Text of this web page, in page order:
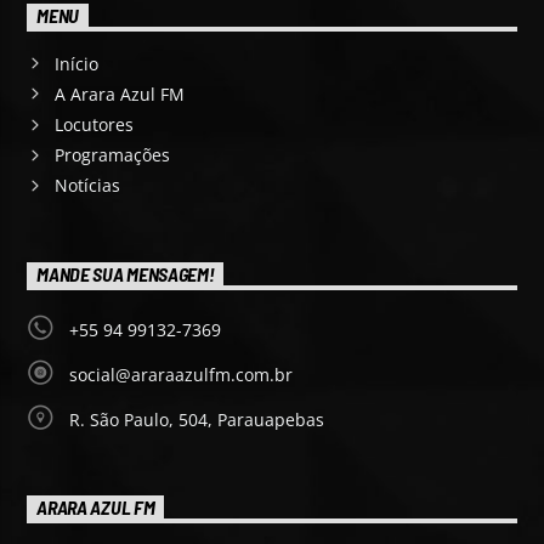
MENU
Início
A Arara Azul FM
Locutores
Programações
Notícias
MANDE SUA MENSAGEM!
+55 94 99132-7369
social@araraazulfm.com.br
R. São Paulo, 504, Parauapebas
ARARA AZUL FM